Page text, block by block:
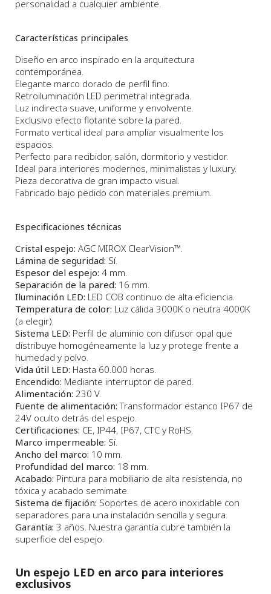
personalidad a cualquier ambiente.
Características principales
Diseño en arco inspirado en la arquitectura
contemporánea.
Elegante marco dorado de perfil fino.
Retroiluminación LED perimetral integrada.
Luz indirecta suave, uniforme y envolvente.
Exclusivo efecto flotante sobre la pared.
Formato vertical ideal para ampliar visualmente los
espacios.
Perfecto para recibidor, salón, dormitorio y vestidor.
Ideal para interiores modernos, minimalistas y luxury.
Pieza decorativa de gran impacto visual.
Fabricado bajo pedido con materiales premium.
Especificaciones técnicas
Cristal espejo: AGC MIROX ClearVision™.
Lámina de seguridad: Sí.
Espesor del espejo: 4 mm.
Separación de la pared: 16 mm.
Iluminación LED: LED COB continuo de alta eficiencia.
Temperatura de color: Luz cálida 3000K o neutra 4000K
(a elegir).
Sistema LED: Perfil de aluminio con difusor opal que
distribuye homogéneamente la luz y protege frente a
humedad y polvo.
Vida útil LED: Hasta 60.000 horas.
Encendido: Mediante interruptor de pared.
Alimentación: 230 V.
Fuente de alimentación: Transformador estanco IP67 de
24V oculto detrás del espejo.
Certificaciones: CE, IP44, IP67, CTC y RoHS.
Marco impermeable: Sí.
Ancho del marco: 10 mm.
Profundidad del marco: 18 mm.
Acabado: Pintura para mobiliario de alta resistencia, no
tóxica y acabado semimate.
Sistema de fijación: Soportes de acero inoxidable con
separadores para una instalación sencilla y segura.
Garantía: 3 años. Nuestra garantía cubre también la
superficie del espejo.
Un espejo LED en arco para interiores
exclusivos